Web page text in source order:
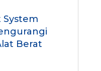
Berat